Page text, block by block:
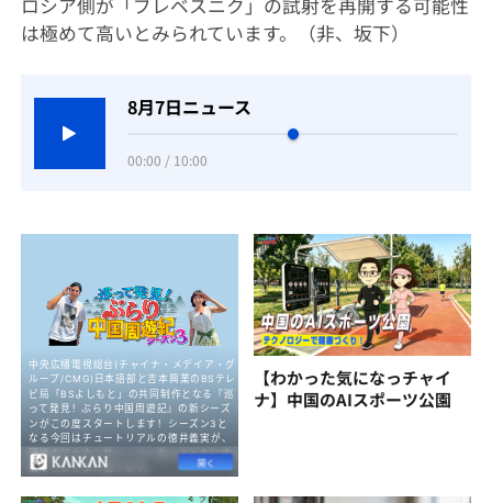
ロシア側が「ブレベスニク」の試射を再開する可能性
は極めて高いとみられています。（非、坂下）
8月7日ニュース
00:00 / 10:00
【わかった気になっチャイ
ナ】中国のAIスポーツ公園